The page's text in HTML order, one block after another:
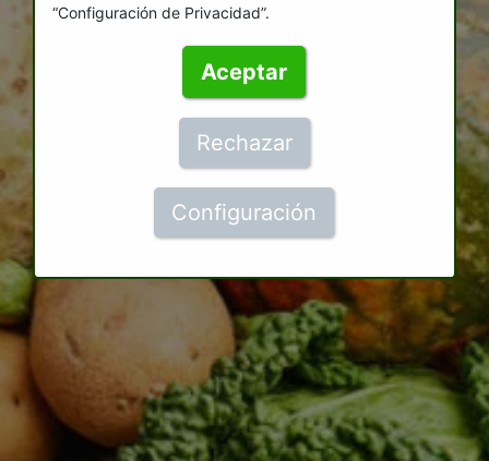
“Configuración de Privacidad”.
Aceptar
Rechazar
Configuración